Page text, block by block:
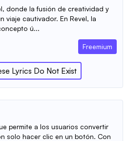
donde la fusión de creatividad y
viaje cautivador. En Revel, la
ú...
Freemium
Lyrics Do Not Exist
permite a los usuarios convertir
solo hacer clic en un botón. Con